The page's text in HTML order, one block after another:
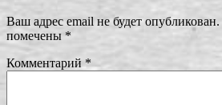
Ваш адрес email не будет опубликован.
помечены *
Комментарий *